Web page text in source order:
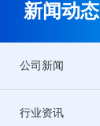
新闻动态
公司新闻
行业资讯